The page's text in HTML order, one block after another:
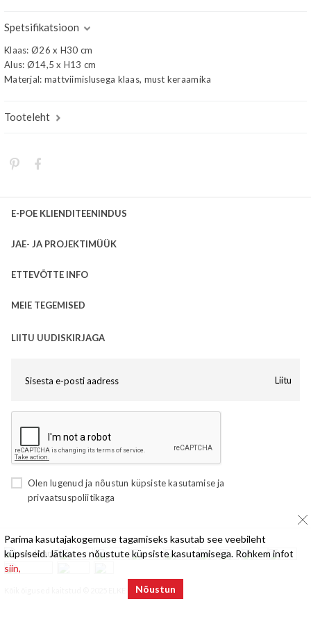
Spetsifikatsioon
Klaas: Ø26 x H30 cm
Alus: Ø14,5 x H13 cm
Materjal: mattviimislusega klaas, must keraamika
Tooteleht
E-POE KLIENDITEENINDUS
JAE- JA PROJEKTIMÜÜK
ETTEVÕTTE INFO
MEIE TEGEMISED
LIITU UUDISKIRJAGA
Liitu
Olen lugenud ja nõustun küpsiste kasutamiseja
privaatsuspoliitikaga
Kõik õigused kaitstud © 2025 ELKE Mööbel
Parima kasutajakogemuse tagamiseks kasutab see veebileht
küpsiseid. Jätkates nõustute küpsiste kasutamisega. Rohkem infot
siin,
Nõustun